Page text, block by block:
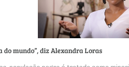
do mundo”, diz Alexandra Loras